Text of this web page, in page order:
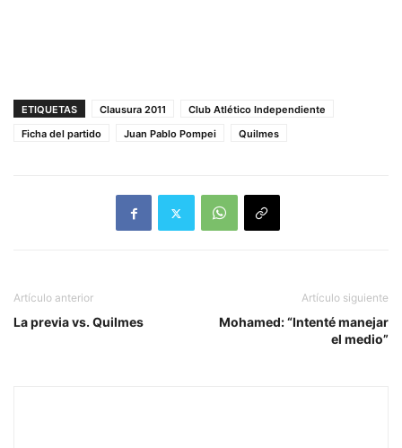
ETIQUETAS Clausura 2011
Club Atlético Independiente
Ficha del partido
Juan Pablo Pompei Quilmes
Artículo anterior
La previa vs. Quilmes
Artículo siguiente
Mohamed: “Intenté manejar
el medio”